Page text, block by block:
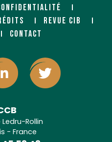
REVUE CIB
CONTACT
Ledru-Rollin
- France